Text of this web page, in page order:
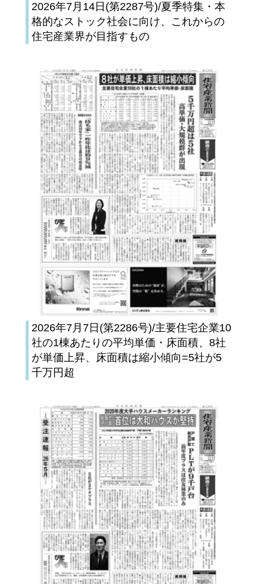
2026年7月14日(第2287号)/夏季特集・本
格的なストック社会に向け、これからの
住宅産業界が目指すもの
2026年7月7日(第2286号)/主要住宅企業10
社の1棟あたりの平均単価・床面積、8社
が単価上昇、床面積は縮小傾向=5社が5
千万円超